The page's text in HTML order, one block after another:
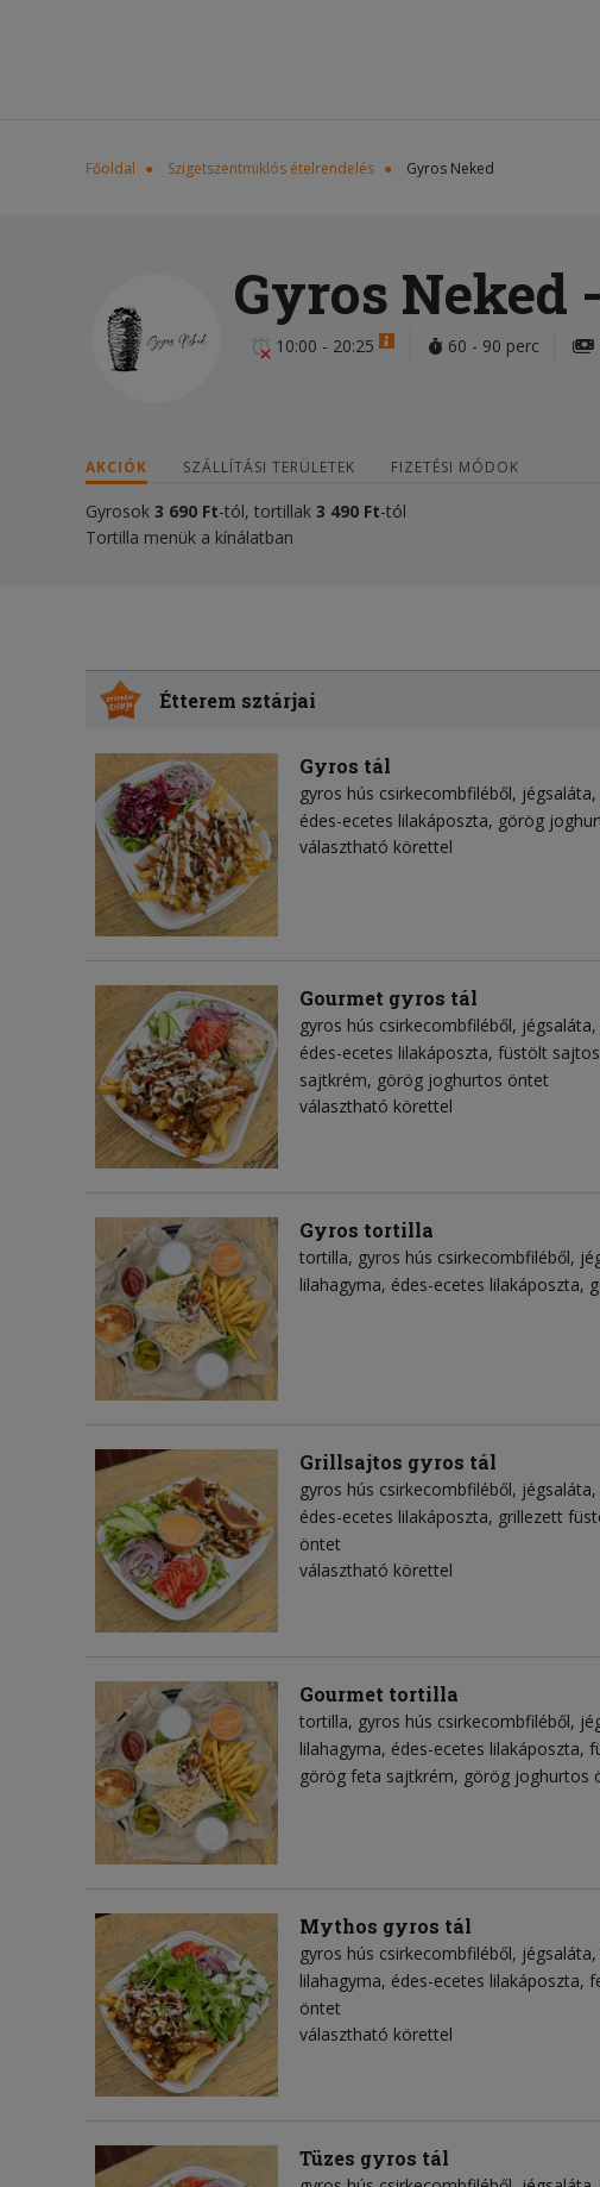
Főoldal Szigetszentmiklós ételrendelés Gyros Neked
Gyros Neked
10:00 - 20:25 60 - 90 perc
AKCIÓK SZÁLLÍTÁSI TERÜLETEK FIZETÉSI MÓDOK
Gyrosok 3 690 Ft-tól, tortillak 3 490 Ft-tól
Tortilla menük a kínálatban
Étterem sztárjai
Gyros tál
gyros hús csirkecombfiléből jégsaláta
édes-ecetes lilakáposzta görög
választható körettel
Gourmet gyros tál
gyros hús csirkecombfiléből jégsaláta
édes-ecetes lilakáposzta füstölt
sajtkrém görög joghurtos öntet
választható körettel
Gyros tortilla
tortilla gyros hús csirkecombfiléből
lilahagyma édes-ecetes lilakáposzta
Grillsajtos gyros tál
gyros hús csirkecombfiléből jégsaláta
édes-ecetes lilakáposzta grillezett
öntet
választható körettel
Gourmet tortilla
tortilla gyros hús csirkecombfiléből
lilahagyma édes-ecetes lilakáposzta
görög feta sajtkrém görög joghurtos
Mythos gyros tál
gyros hús csirkecombfiléből jégsaláta
lilahagyma édes-ecetes lilakáposzta
öntet
választható körettel
Tüzes gyros tál